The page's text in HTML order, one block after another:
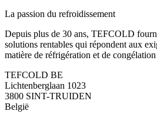
La passion du refroidissement
Depuis plus de 30 ans, TEFCOLD
solutions rentables qui répondent aux
matière de réfrigération et de
TEFCOLD BE
Lichtenberglaan 1023
3800 SINT-TRUIDEN
België